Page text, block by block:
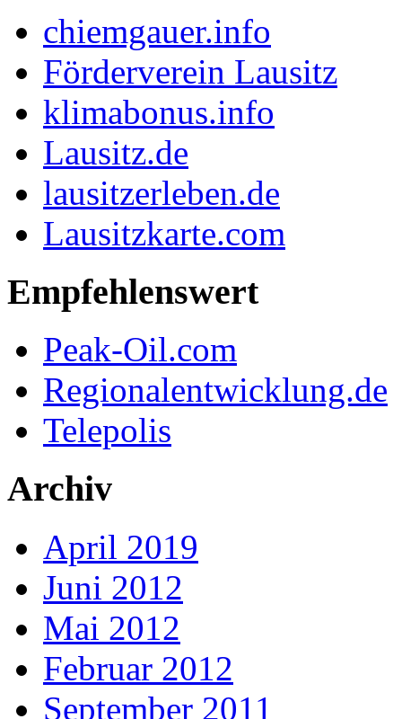
chiemgauer.info
Förderverein Lausitz
klimabonus.info
Lausitz.de
lausitzerleben.de
Lausitzkarte.com
Empfehlenswert
Peak-Oil.com
Regionalentwicklung.de
Telepolis
Archiv
April 2019
Juni 2012
Mai 2012
Februar 2012
September 2011